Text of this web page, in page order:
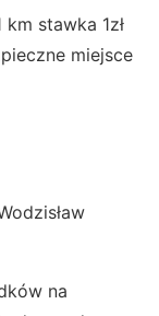
km stawka 1zł
miejsce
na